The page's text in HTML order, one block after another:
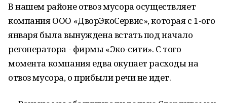
В нашем районе отвоз мусора осуществляет
компания ООО «ДворЭкоСервис», которая с 1-ого
января была вынуждена встать под начало
регоператора - фирмы «Эко-сити». С того
момента компания едва окупает расходы на
отвоз мусора, о прибыли речи не идет.